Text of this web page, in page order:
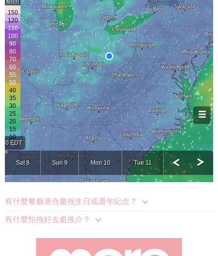
有什麼餐廳適合慶祝生日或週年紀念？
有什麼拍拖好去處推介？